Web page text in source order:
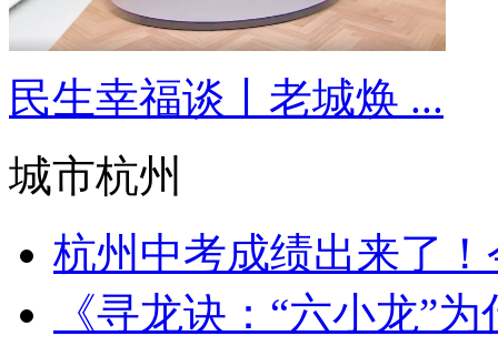
民生幸福谈丨老城焕 ...
城市杭州
杭州中考成绩出来了
《寻龙诀：“六小龙”